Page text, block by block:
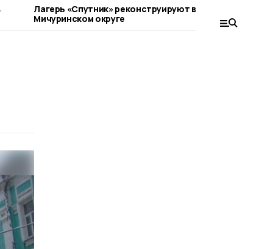
Лагерь «Спутник» реконструируют в
Мичуринском округе